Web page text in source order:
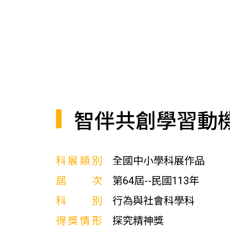
智伴共創學習動
科展類別
全國中小學科展作品
屆次
第64屆--民國113年
科別
行為與社會科學科
得獎情形
探究精神獎